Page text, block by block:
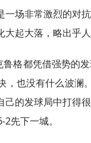
一场非常激烈的对
起大落，略出乎人
格都凭借强势的
，也没有什么波澜
的发球局中打得
先下一城。